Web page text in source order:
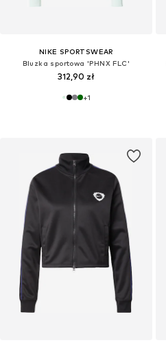
NIKE SPORTSWEAR
Bluzka sportowa 'PHNX FLC'
312,90 zł
+1